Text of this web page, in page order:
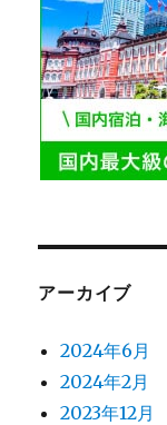
アーカイブ
2024年6月
2024年2月
2023年12月